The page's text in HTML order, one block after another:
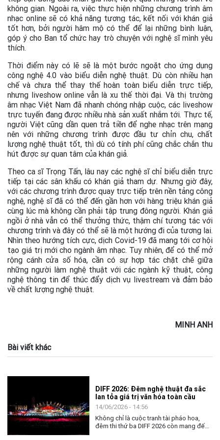
không gian. Ngoài ra, việc thực hiện những chương trình âm
nhạc online sẽ có khả năng tương tác, kết nối với khán giả
tốt hơn, bởi người hâm mộ có thể để lại những bình luận,
góp ý cho Ban tổ chức hay trò chuyện với nghệ sĩ mình yêu
thích.
Thời điểm này có lẽ sẽ là một bước ngoặt cho ứng dụng
công nghệ 4.0 vào biểu diễn nghệ thuật. Dù còn nhiều hạn
chế và chưa thể thay thế hoàn toàn biểu diễn trực tiếp,
nhưng liveshow online vẫn là xu thế thời đại. Và thị trường
âm nhạc Việt Nam đã nhanh chóng nhập cuộc, các liveshow
trực tuyến đang được nhiều nhà sản xuất nhắm tới. Thực tế,
người Việt cũng dần quen trả tiền để nghe nhạc trên mạng
nên với những chương trình được đầu tư chỉn chu, chất
lượng nghệ thuật tốt, thì dù có tính phí cũng chắc chắn thu
hút được sự quan tâm của khán giả.
Theo ca sĩ Trọng Tấn, lâu nay các nghệ sĩ chỉ biểu diễn trực
tiếp tại các sân khấu có khán giả tham dự. Nhưng giờ đây,
với các chương trình được quay trực tiếp trên nền tảng công
nghệ, nghệ sĩ đã có thể đến gần hơn với hàng triệu khán giả
cùng lúc mà không cần phải tập trung đông người. Khán giả
ngồi ở nhà vẫn có thể thưởng thức, thậm chí tương tác với
chương trình và đây có thể sẽ là một hướng đi của tương lai.
Nhìn theo hướng tích cực, dịch Covid-19 đã mang tới cơ hội
tạo giá trị mới cho ngành âm nhạc. Tuy nhiên, để có thể mở
rộng cánh cửa số hóa, cần có sự hợp tác chặt chẽ giữa
những người làm nghệ thuật với các ngành kỹ thuật, công
nghệ thông tin để thúc đẩy dịch vụ livestream và đảm bảo
về chất lượng nghệ thuật.
MINH ANH
Bài viết khác
DIFF 2026: Đêm nghệ thuật đa sắc
lan tỏa giá trị văn hóa toàn cầu
14/06/2026 - 14:56
Không chỉ là cuộc tranh tài pháo hoa,
đêm thi thứ ba DIFF 2026 còn mang đến